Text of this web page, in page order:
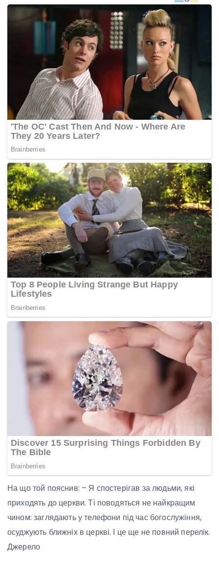
На що той пояснив: – Я спостерігав за людьми, які
приходять до церкви. Ті поводяться не найкращим
чином: заглядають у телефони під час богослужіння,
осуджують ближніх в церкві. І це ще не повний перелік.
Джерело